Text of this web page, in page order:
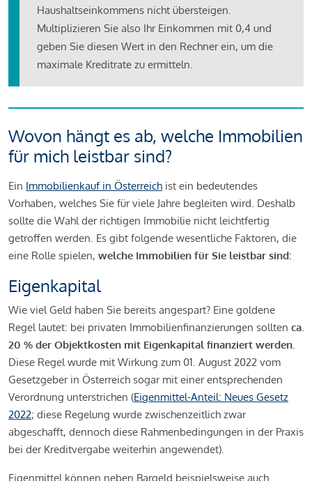
Haushaltseinkommens nicht übersteigen.
Multiplizieren Sie also Ihr Einkommen mit 0,4 und
geben Sie diesen Wert in den Rechner ein, um die
maximale Kreditrate zu ermitteln.
Wovon hängt es ab, welche Immobilien
für mich leistbar sind?
Ein Immobilienkauf in Österreich ist ein bedeutendes
Vorhaben, welches Sie für viele Jahre begleiten wird. Deshalb
sollte die Wahl der richtigen Immobilie nicht leichtfertig
getroffen werden. Es gibt folgende wesentliche Faktoren, die
eine Rolle spielen, welche Immobilien für Sie leistbar sind:
Eigenkapital
Wie viel Geld haben Sie bereits angespart? Eine goldene
Regel lautet: bei privaten Immobilienfinanzierungen sollten ca.
20 % der Objektkosten mit Eigenkapital finanziert werden.
Diese Regel wurde mit Wirkung zum 01. August 2022 vom
Gesetzgeber in Österreich sogar mit einer entsprechenden
Verordnung unterstrichen (Eigenmittel-Anteil: Neues Gesetz
2022; diese Regelung wurde zwischenzeitlich zwar
abgeschafft, dennoch diese Rahmenbedingungen in der Praxis
bei der Kreditvergabe weiterhin angewendet).
Eigenmittel können neben Bargeld beispielsweise auch